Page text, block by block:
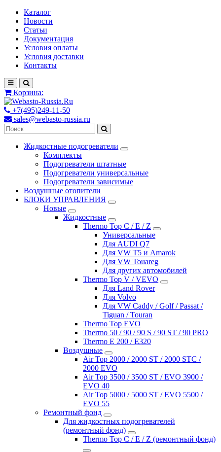
Каталог
Новости
Статьи
Документация
Условия оплаты
Условия доставки
Контакты
Корзина:
+7(495)249-11-50
sales@webasto-russia.ru
Жидкостные подогреватели
Комплекты
Подогреватели штатные
Подогреватели универсальные
Подогреватели зависимые
Воздушные отопители
БЛОКИ УПРАВЛЕНИЯ
Новые
Жидкостные
Thermo Top C / E / Z
Универсальные
Для AUDI Q7
Для VW T5 и Amarok
Для VW Touareg
Для других автомобилей
Thermo Top V / VEVO
Для Land Rover
Для Volvo
Для VW Caddy / Golf / Passat /
Tiguan / Touran
Thermo Top EVO
Thermo 50 / 90 / 90 S / 90 ST / 90 PRO
Thermo E 200 / E320
Воздушные
Air Top 2000 / 2000 ST / 2000 STC /
2000 EVO
Air Top 3500 / 3500 ST / EVO 3900 /
EVO 40
Air Top 5000 / 5000 ST / EVO 5500 /
EVO 55
Ремонтный фонд
Для жидкостных подогревателей
(ремонтный фонд)
Thermo Top C / E / Z (ремонтный фонд)